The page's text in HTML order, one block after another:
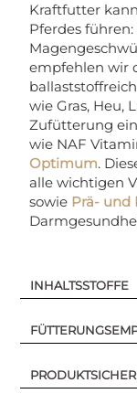
INHALTSSTOFFE
Kraftfutter
Pferdes
empfehlen wir
wie Gras, Heu,
Zufütterung
wie NAF
Optimum.
alle wichtigen
sowie Prä- und